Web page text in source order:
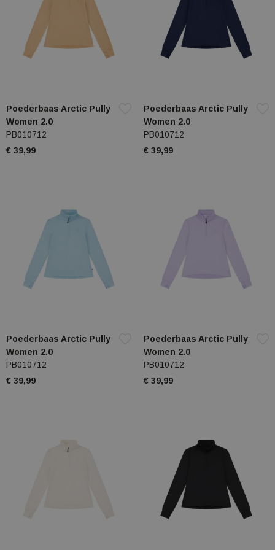
Poederbaas Arctic Pully
Women 2.0
PB010712
€ 39,99
Poederbaas Arctic Pully
Women 2.0
PB010712
€ 39,99
Poederbaas Arctic Pully
Women 2.0
PB010712
€ 39,99
Poederbaas Arctic Pully
Women 2.0
PB010712
€ 39,99